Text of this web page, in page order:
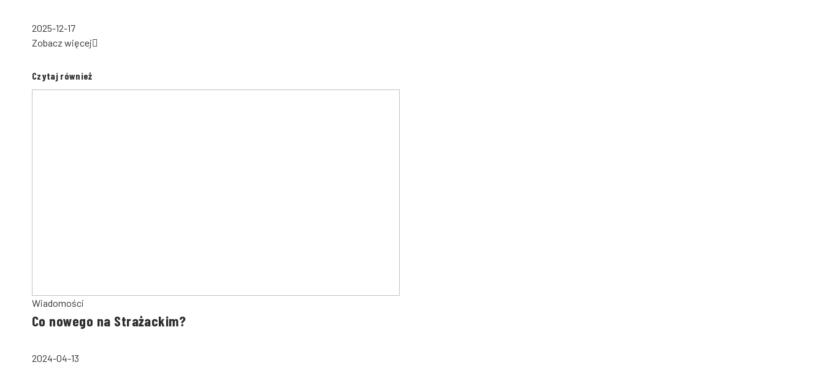
2025-12-17
Zobacz więcej
Czytaj również
Wiadomości
Co nowego na Strażackim?
2024-04-13